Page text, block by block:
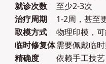
就诊次数
至少2-3次
治疗周期
1-2周，甚至
取模方式
物理印模，
临时修复体需要佩戴临
精确度
依赖手工技